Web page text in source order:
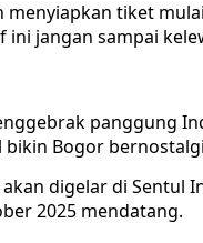
tiket
ini jangan sampai
panggung
Bogor
digelar di Sentul
2025 mendatang.